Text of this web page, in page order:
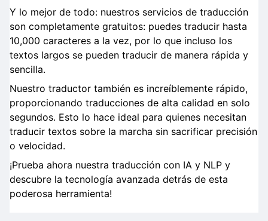
Y lo mejor de todo: nuestros servicios de traducción
son completamente gratuitos: puedes traducir hasta
10,000 caracteres a la vez, por lo que incluso los
textos largos se pueden traducir de manera rápida y
sencilla.
Nuestro traductor también es increíblemente rápido,
proporcionando traducciones de alta calidad en solo
segundos. Esto lo hace ideal para quienes necesitan
traducir textos sobre la marcha sin sacrificar precisión
o velocidad.
¡Prueba ahora nuestra traducción con IA y NLP y
descubre la tecnología avanzada detrás de esta
poderosa herramienta!